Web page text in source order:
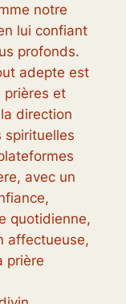
notre
lui confiant
profonds.
adepte est
prières et
direction
spirituelles
avec un
quotidienne,
affectueuse,
prière